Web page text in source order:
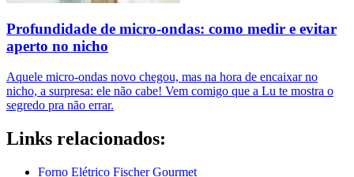
Profundidade de micro-ondas: como medir e evitar
aperto no nicho
Aquele micro-ondas novo chegou, mas na hora de encaixar no
nicho, a surpresa: ele não cabe! Vem comigo que a Lu te mostra o
segredo pra não errar.
Links relacionados:
Forno Elétrico Fischer Gourmet